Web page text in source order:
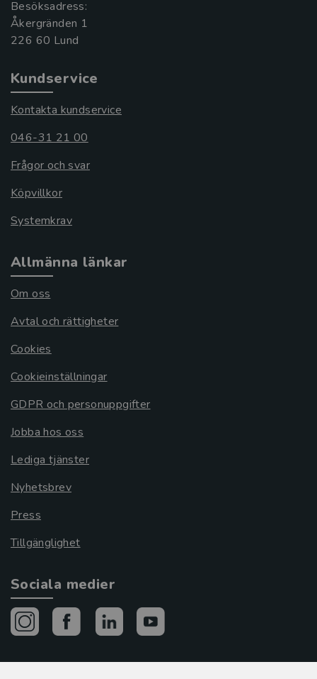
Besöksadress:
Åkergränden 1
Kundservice
Kontakta kundservice
046-31 21 00
Frågor och svar
Köpvillkor
Systemkrav
Allmänna länkar
Om oss
Avtal och rättigheter
Cookies
Cookieinställningar
GDPR och personuppgifter
Jobba hos oss
Lediga tjänster
Nyhetsbrev
Press
Tillgänglighet
Sociala medier